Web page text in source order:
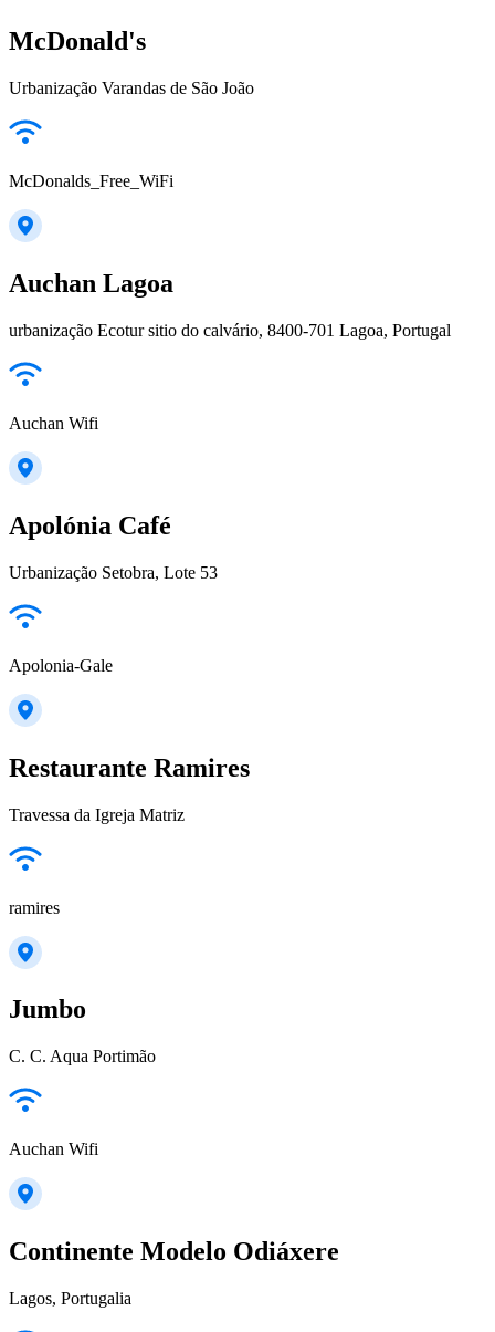
McDonald's
Urbanização Varandas de São João
McDonalds_Free_WiFi
Auchan Lagoa
urbanização Ecotur sitio do calvário, 8400-701 Lagoa, Portugal
Auchan Wifi
Apolónia Café
Urbanização Setobra, Lote 53
Apolonia-Gale
Restaurante Ramires
Travessa da Igreja Matriz
ramires
Jumbo
C. C. Aqua Portimão
Auchan Wifi
Continente Modelo Odiáxere
Lagos, Portugalia